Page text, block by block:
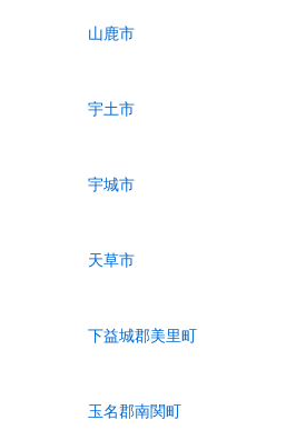
山鹿市
宇土市
宇城市
天草市
下益城郡美里町
玉名郡南関町